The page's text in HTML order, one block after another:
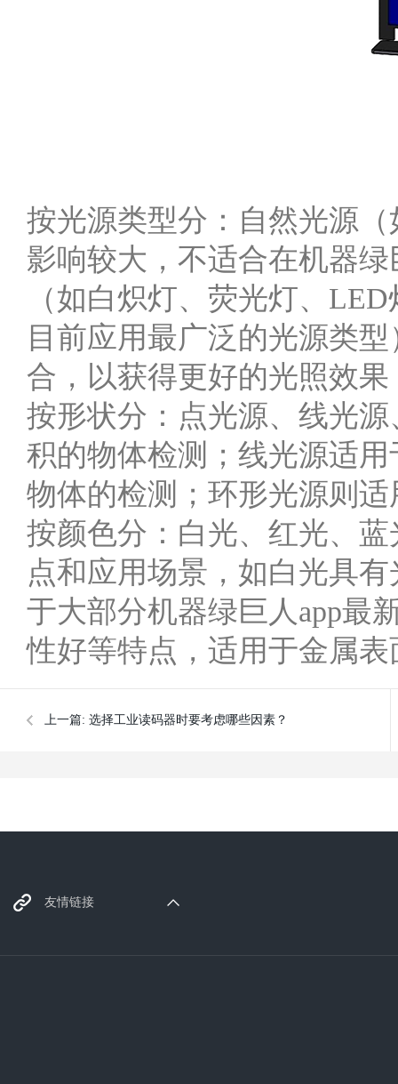
按光源类型分：自然光源（如
影响较大，不适合在机器
（如白炽灯、荧光灯、LED
目前应用最广泛的光源类型
合，以获得更好的光照效果
按形状分：点光源、线光
积的物体检测；线光源适
物体的检测；环形光源则
按颜色分：白光、红光
点和应用场景，如白光具
于大部分机器绿巨人app最新
性好等特点，适用于金属表
上一篇: 选择工业读码器时要考虑哪些因素？
友情链接
绿巨人app最新下载网址厂